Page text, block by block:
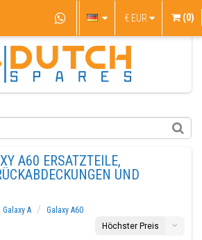
€ EUR (0)
A60 ERSATZTEILE,
UND
Galaxy A
Galaxy A60
Höchster Preis